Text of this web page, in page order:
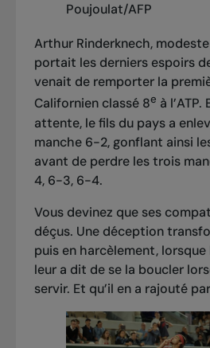
Poujoulat/AFP
Arthur Rinderknech,
portait les derniers espoirs
venait de remporter la
Californien classé 8e à
attente, le fils du pays a
manche 6-2, gonflant ainsi
avant de perdre les trois
4, 6-3, 6-4.
Vous devinez que ses
déçus. Une déception
puis en harcèlement,
leur a dit de se la boucler
servir. Et qu’il en a rajouté